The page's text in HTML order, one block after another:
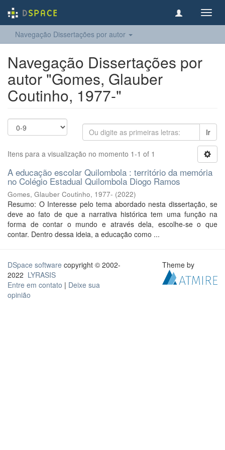
Navegação Dissertações por autor
Navegação Dissertações por
autor "Gomes, Glauber
Coutinho, 1977-"
Ir
Itens para a visualização no momento 1-1 of 1
A educação escolar Quilombola : território da memória
no Colégio Estadual Quilombola Diogo Ramos
Gomes, Glauber Coutinho, 1977- (2022)
Resumo: O Interesse pelo tema abordado nesta dissertação, se
deve ao fato de que a narrativa histórica tem uma função na
forma de contar o mundo e através dela, escolhe-se o que
contar. Dentro dessa ideia, a educação como ...
DSpace software copyright © 2002-
2022 LYRASIS
Entre em contato | Deixe sua
opinião
Theme by